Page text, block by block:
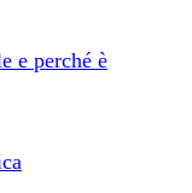
e perché è